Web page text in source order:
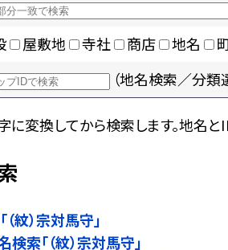
屋敷地 寺社 商店 地名
（地名検索／分類
に変換してから検索します。地名
紋）宗対馬守」
索「（紋）宗対馬守」